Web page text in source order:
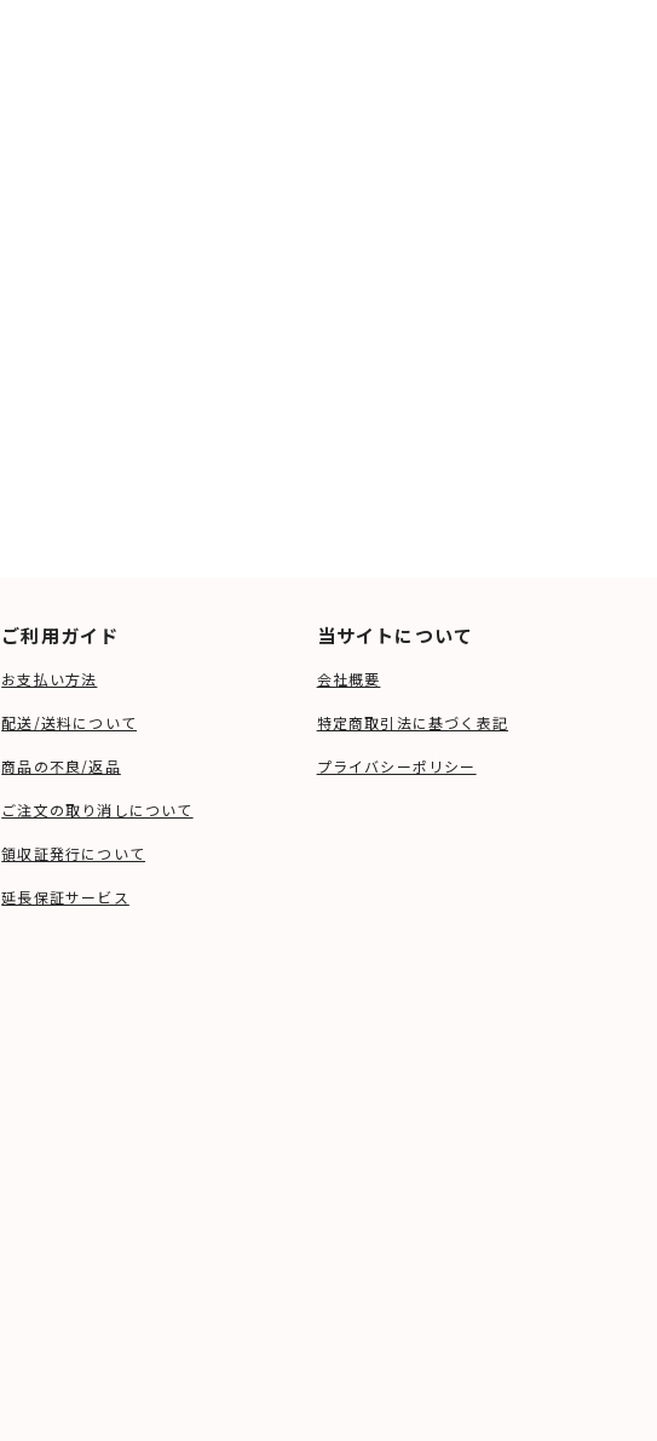
ご利用ガイド
お支払い方法
配送/送料について
商品の不良/返品
ご注文の取り消しについて
領収証発行について
延長保証サービス
当サイトについて
会社概要
特定商取引法に基づく表記
プライバシーポリシー